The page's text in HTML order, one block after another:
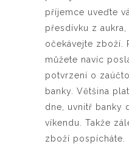
příjemce uveďte
přesdívku z
očekávejte zboží.
můžete navíc
potvrzení o
banky. Většina
dne, uvnitř banky
víkendu. Takže
zboží pospícháte.